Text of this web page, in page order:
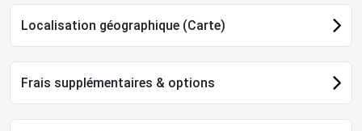
Localisation géographique (Carte)
Frais supplémentaires & options